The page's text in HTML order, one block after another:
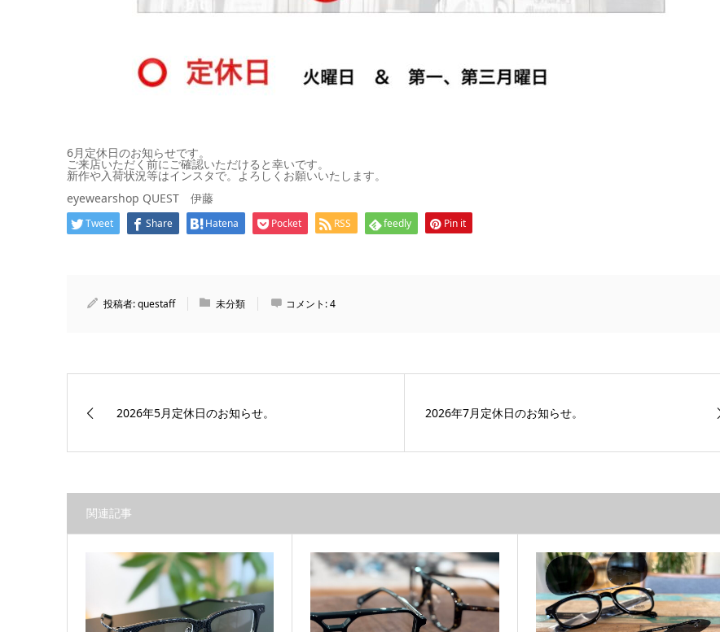
6月定休日のお知らせです。
ご来店いただく前にご確認いただけると幸いです。
新作や入荷状況等はインスタで。よろしくお願いいたします。
eyewearshop QUEST 伊藤
Tweet Share Hatena Pocket RSS feedly Pin it
投稿者:questaff 未分類 コメント:4
2026年5月定休日のお知らせ。 2026年7月定休日のお知らせ。
関連記事